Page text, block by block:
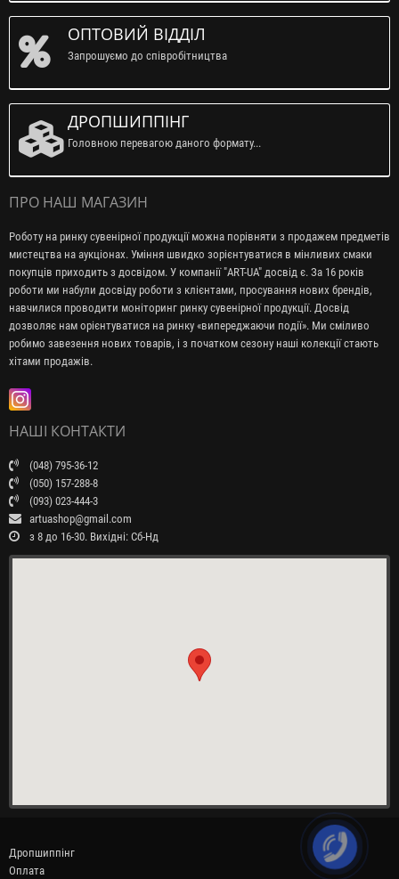
ОПТОВИЙ ВІДДІЛ
Запрошуємо до співробітництва
ДРОПШИППІНГ
Головною перевагою даного формату...
ПРО НАШ МАГАЗИН
Роботу на ринку сувенірної продукції можна порівняти з продажем предметів
мистецтва на аукціонах. Уміння швидко зорієнтуватися в мінливих смаки
покупців приходить з досвідом. У компанії "ART-UA" досвід є. За 16 років
роботи ми набули досвіду роботи з клієнтами, просування нових брендів,
навчилися проводити моніторинг ринку сувенірної продукції. Досвід
дозволяє нам орієнтуватися на ринку «випереджаючи події». Ми сміливо
робимо завезення нових товарів, і з початком сезону наші колекції стають
хітами продажів.
НАШІ КОНТАКТИ
(048) 795-36-12
(050) 157-288-8
(093) 023-444-3
artuashop@gmail.com
з 8 до 16-30. Вихідні: Сб-Нд
Дропшиппінг
Оплата